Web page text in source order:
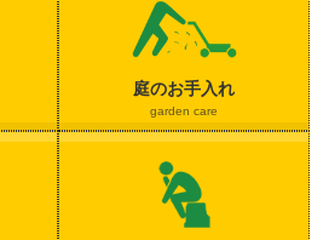
庭のお手入れ
garden care